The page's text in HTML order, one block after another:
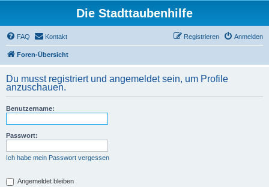
Die Stadttaubenhilfe
FAQ Kontakt Anmelden
Registrieren
Foren-Übersicht
Du musst registriert und angemeldet sein, um Profile
anzuschauen.
Benutzername:
Passwort:
Ich habe mein Passwort vergessen
Angemeldet bleiben